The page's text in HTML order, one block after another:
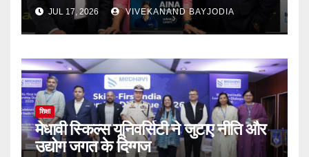
JUL 17, 2026 VIVEKANAND BAYJODIA
शिक्षा
मेधावी स्किल्स यूनिवर्सिटी ने जुटाए नीति और
उद्योग जगत के दिग्गज